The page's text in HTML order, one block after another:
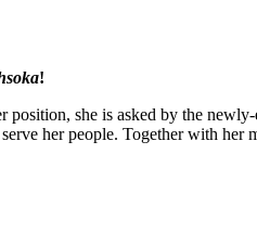
!
she is asked by the
her people. Together with